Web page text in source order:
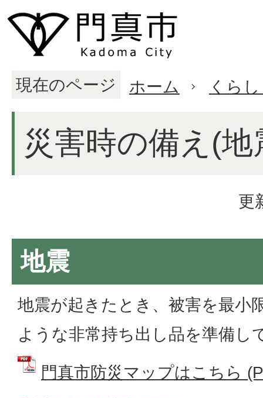
現在のページ ホーム くら
災害時の備え(
更
地震
地震が起きたとき、被害を最小
ような非常持ち出し品を準備し
門真市防災マップはこちら